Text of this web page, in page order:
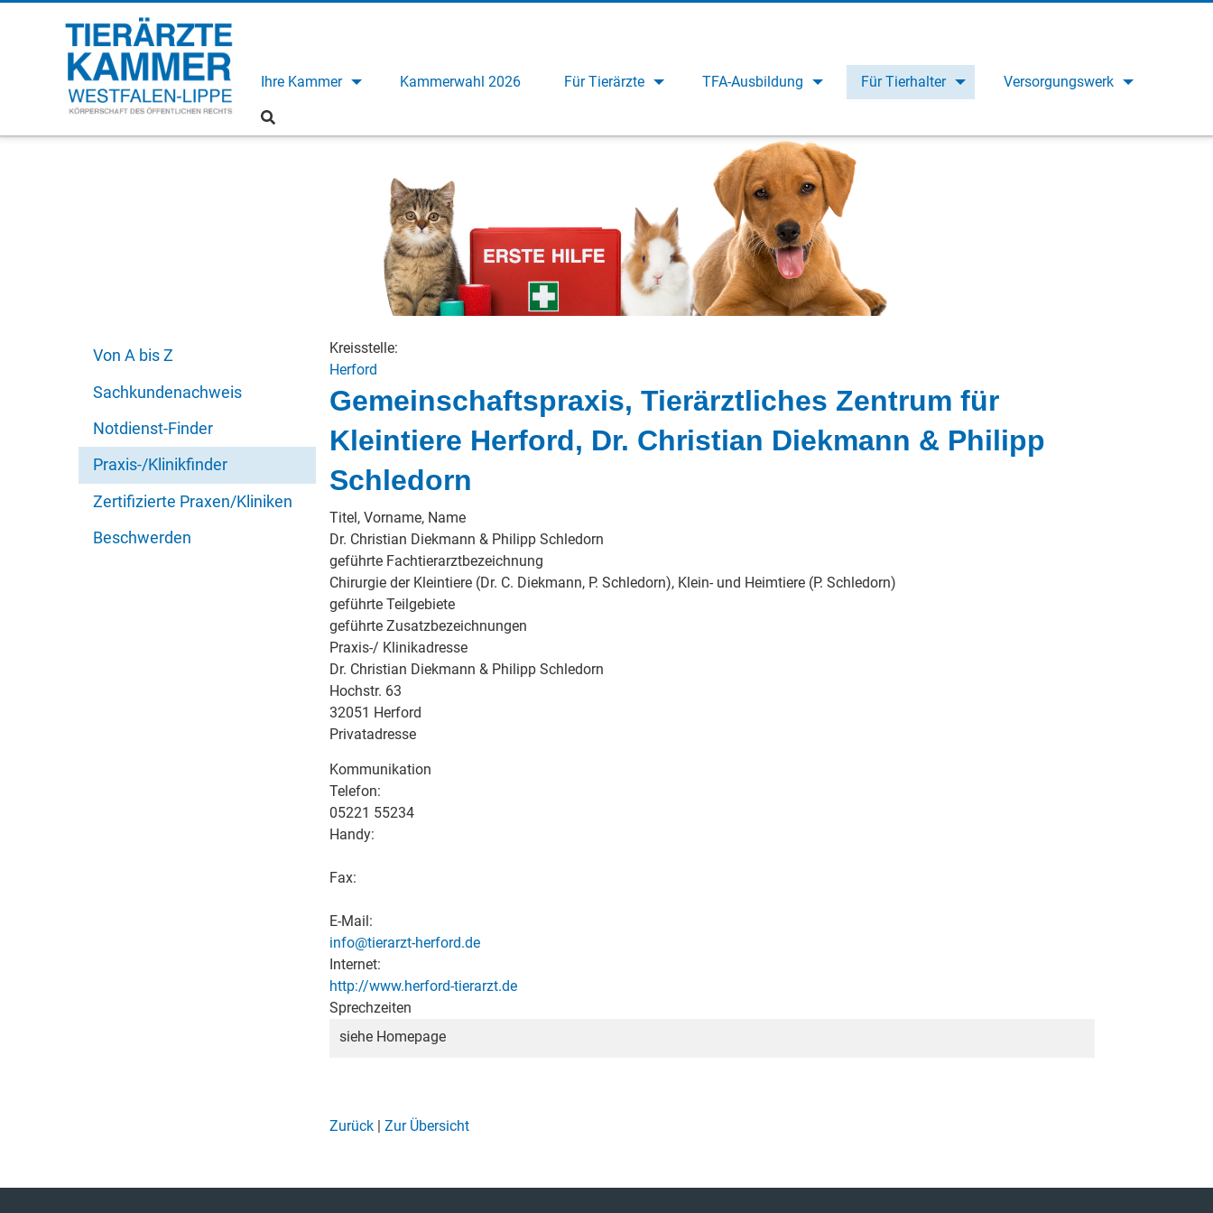
Ihre Kammer Kammerwahl 2026 Für Tierärzte TFA-Ausbildung Für Tierhalter Versorgungswerk
Von A bis Z
Sachkundenachweis
Notdienst-Finder
Praxis-/Klinikfinder
Zertifizierte Praxen/Kliniken
Beschwerden
Kreisstelle:
Herford
Gemeinschaftspraxis, Tierärztliches Zentrum für
Kleintiere Herford, Dr. Christian Diekmann & Philipp
Schledorn
Titel, Vorname, Name
Dr. Christian Diekmann & Philipp Schledorn
geführte Fachtierarztbezeichnung
Chirurgie der Kleintiere (Dr. C. Diekmann, P. Schledorn), Klein- und Heimtiere (P. Schledorn)
geführte Teilgebiete
geführte Zusatzbezeichnungen
Praxis-/ Klinikadresse
Dr. Christian Diekmann & Philipp Schledorn
Hochstr. 63
32051 Herford
Privatadresse
Kommunikation
Telefon:
05221 55234
Handy:
Fax:
E-Mail:
info@tierarzt-herford.de
Internet:
http://www.herford-tierarzt.de
Sprechzeiten
siehe Homepage
Zurück| Zur Übersicht